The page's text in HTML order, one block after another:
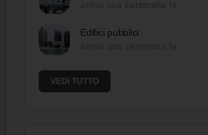
Edifici pubblici
VEDI TUTTO